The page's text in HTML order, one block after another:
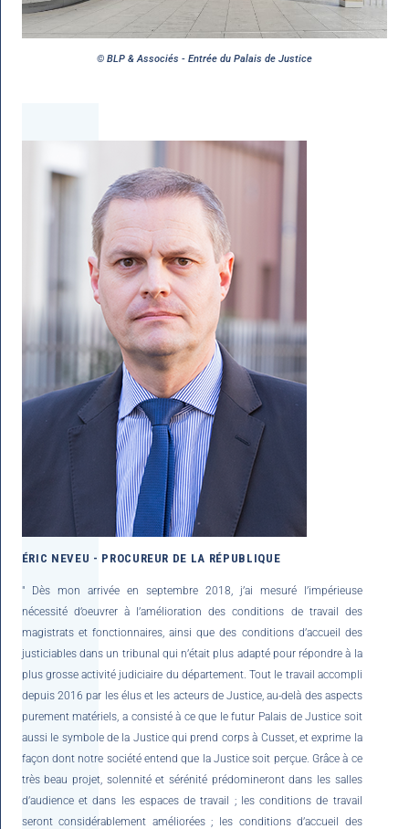
© BLP & Associés - Entrée du Palais de Justice
ÉRIC NEVEU - PROCUREUR DE LA RÉPUBLIQUE
" Dès mon arrivée en septembre 2018, j’ai mesuré l’impérieuse
nécessité d’oeuvrer à l’amélioration des conditions de travail des
magistrats et fonctionnaires, ainsi que des conditions d’accueil des
justiciables dans un tribunal qui n’était plus adapté pour répondre à la
plus grosse activité judiciaire du département. Tout le travail accompli
depuis 2016 par les élus et les acteurs de Justice, au-delà des aspects
purement matériels, a consisté à ce que le futur Palais de Justice soit
aussi le symbole de la Justice qui prend corps à Cusset, et exprime la
façon dont notre société entend que la Justice soit perçue. Grâce à ce
très beau projet, solennité et sérénité prédomineront dans les salles
d’audience et dans les espaces de travail ; les conditions de travail
seront considérablement améliorées ; les conditions d’accueil des